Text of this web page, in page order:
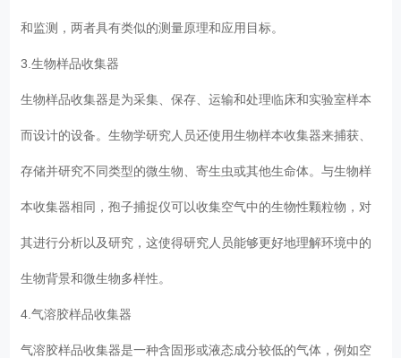
和监测，两者具有类似的测量原理和应用目标。
3.生物样品收集器
生物样品收集器是为采集、保存、运输和处理临床和实验室样本
而设计的设备。生物学研究人员还使用生物样本收集器来捕获、
存储并研究不同类型的微生物、寄生虫或其他生命体。与生物样
本收集器相同，孢子捕捉仪可以收集空气中的生物性颗粒物，对
其进行分析以及研究，这使得研究人员能够更好地理解环境中的
生物背景和微生物多样性。
4.气溶胶样品收集器
气溶胶样品收集器是一种含固形或液态成分较低的气体，例如空